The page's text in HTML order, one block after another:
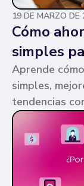
19 DE MARZO DE
Cómo
simples
Aprende
simples,
tendencias
pueden